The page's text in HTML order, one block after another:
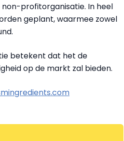
profitorganisatie. In heel
geplant, waarmee zowel
betekent dat het de
op de markt zal bieden.